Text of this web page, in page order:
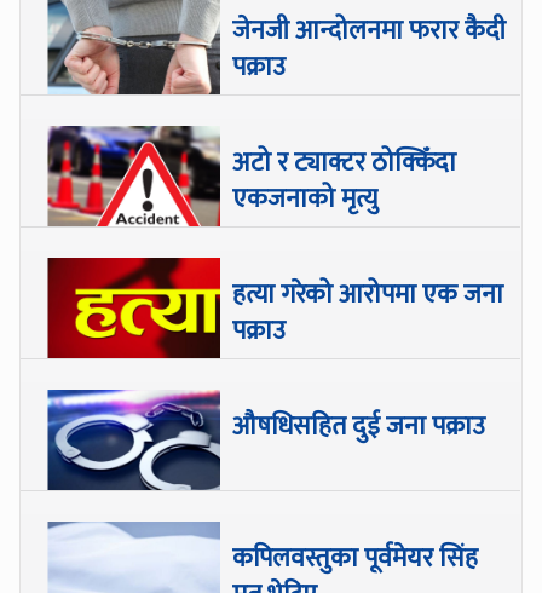
जेनजी आन्दोलनमा फरार कैदी
पक्राउ
अटो र ट्याक्टर ठोक्किँदा
एकजनाको मृत्यु
हत्या गरेको आरोपमा एक जना
पक्राउ
औषधिसहित दुई जना पक्राउ
कपिलवस्तुका पूर्वमेयर सिंह